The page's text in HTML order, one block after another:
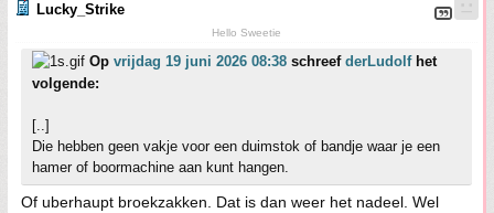
Lucky_Strike
Hello Sweetie
Op vrijdag 19 juni 2026 08:38 schreef derLudolfhet
volgende:
[..]
Die hebben geen vakje voor een duimstok of bandje waar je een
hamer of boormachine aan kunt hangen.
Of uberhaupt broekzakken. Dat is dan weer het nadeel. Wel